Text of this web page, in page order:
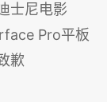
士尼电影
Pro平板
歉